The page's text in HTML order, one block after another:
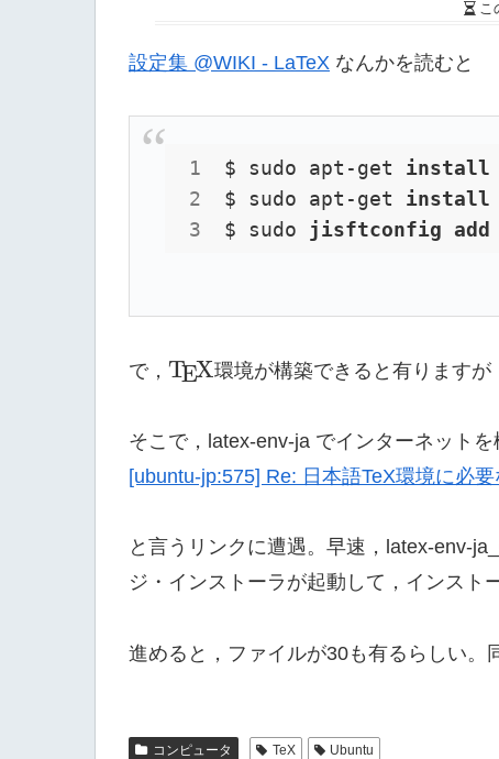
こ
設定集 @WIKI - LaTeX なんかを読むと
$ sudo apt-get install
$ sudo apt-get install
$ sudo jisftconfig add
で， \TeX
TEX環境が構築できると有りますが
そこで，latex-env-ja でインターネットを
[ubuntu-jp:575] Re: 日本語TeX環境に必
と言うリンクに遭遇。早速，latex-env-
ジ・インストーラが起動して，インスト
進めると，ファイルが30も有るらしい。
コンピュータ TeX Ubuntu